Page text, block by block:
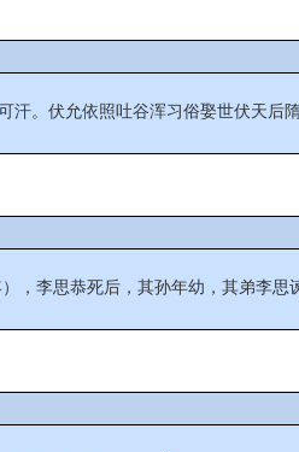
。伏允依照吐谷浑习俗娶世伏天后
思恭死后，其孙年幼，其弟李思谏代